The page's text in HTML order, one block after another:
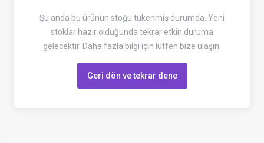
Şu anda bu ürünün stoğu tükenmiş durumda. Yeni
stoklar hazır olduğunda tekrar etkin duruma
gelecektir. Daha fazla bilgi için lütfen bize ulaşın.
Geri dön ve tekrar dene